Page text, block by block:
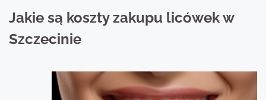
Jakie są koszty zakupu licówek w
Szczecinie